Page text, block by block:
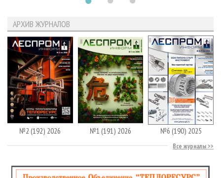
АРХИВ ЖУРНАЛОВ
№2 (192) 2026 №1 (191) 2026 №6 (190) 2025
Все журналы